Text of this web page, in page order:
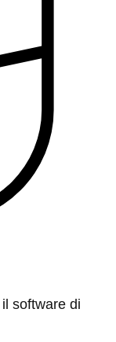
software di